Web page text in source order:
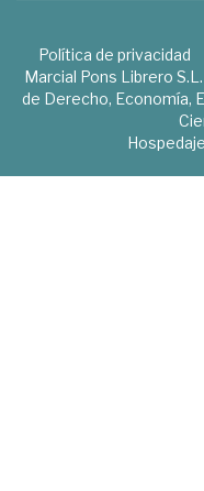
Política de privacidad
Marcial Pons Librero
de Derecho, Economía,